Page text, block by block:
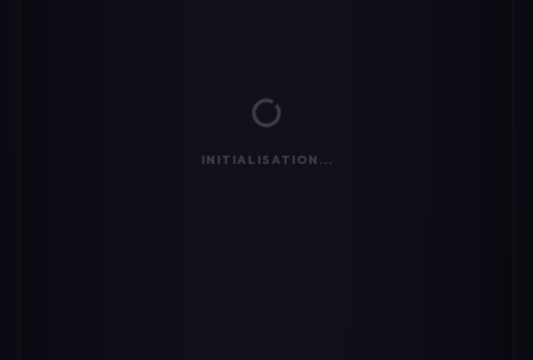
INITIALISATION...